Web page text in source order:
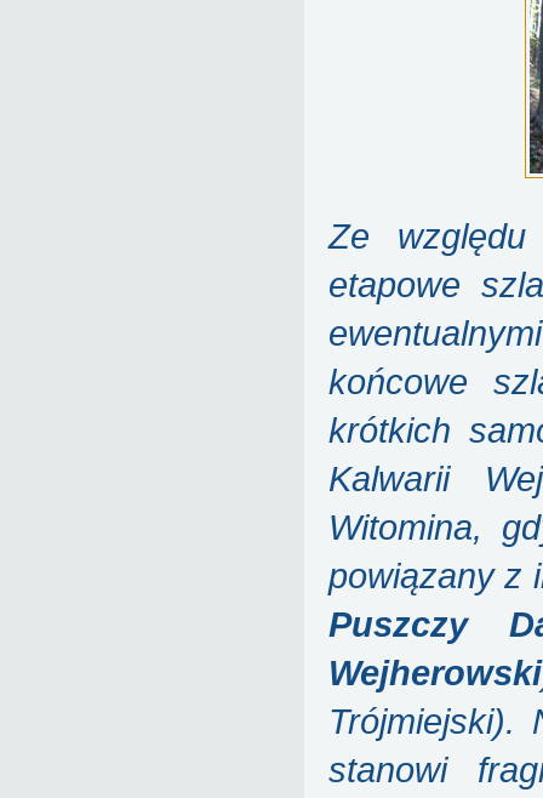
Ze
etapowe
końcowe
krótkich
Kalwarii
Witomina,
powiązany z
Puszczy
Wejherowski
Trójmiejski).
stanowi